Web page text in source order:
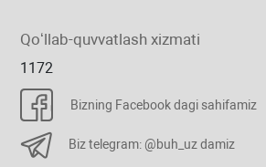
Qoʻllab-quvvatlash хizmati
1172
Bizning Facebook dagi sahifamiz
Biz telegram: @buh_uz damiz